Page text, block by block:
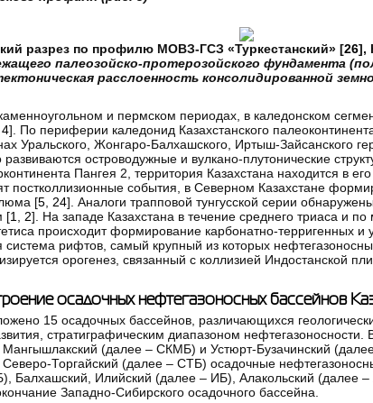
разрез по профилю МОВЗ-ГСЗ «Туркестанский» [26],
палеозойско-протерозойского фундамента
расслоенность консолидированной
и пермском периодах, в каледонском
4]. По периферии каледонид Казахстанского
Уральского, Жонгаро-Балхашского, Иртыш-Зайсанского
островодужные и вулкано-плутонические
Пангея 2, территория Казахстана находится в
постколлизионные события, в Северном Казахстане
[5, 24]. Аналоги трапповой тунгусской серии
[1 2]. На западе Казахстана в течение среднего триаса и
происходит формирование карбонатно-терригенных
система рифтов, самый крупный из которых
орогенез, связанный с коллизией Индостанской
осадочных нефтегазоносных бассейнов
15 осадочных бассейнов, различающихся
стратиграфическим диапазоном
(далее – СКМБ) и Устюрт-Бузачинский
Торгайский (далее – СТБ) осадочные
Балхашский, Илийский (далее – ИБ), Алакольский (далее
Западно-Сибирского осадочного бассейна.